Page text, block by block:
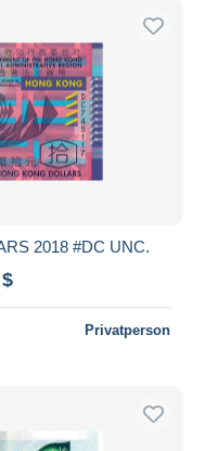
2018 #DC UNC.
Privatperson